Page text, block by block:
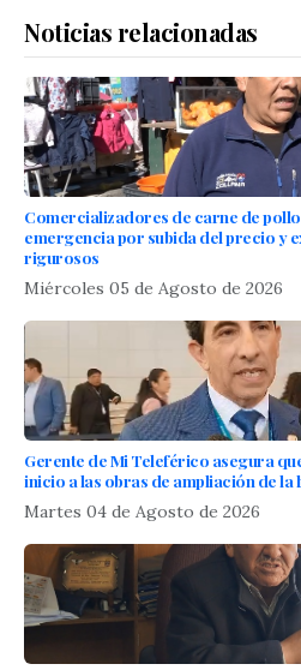
Noticias relacionadas
Comercializadores de carne de
emergencia por subida del precio y
rigurosos
Miércoles 05 de Agosto de 2026
Gerente de Mi Teleférico asegura
inicio a las obras de ampliación de la
Martes 04 de Agosto de 2026